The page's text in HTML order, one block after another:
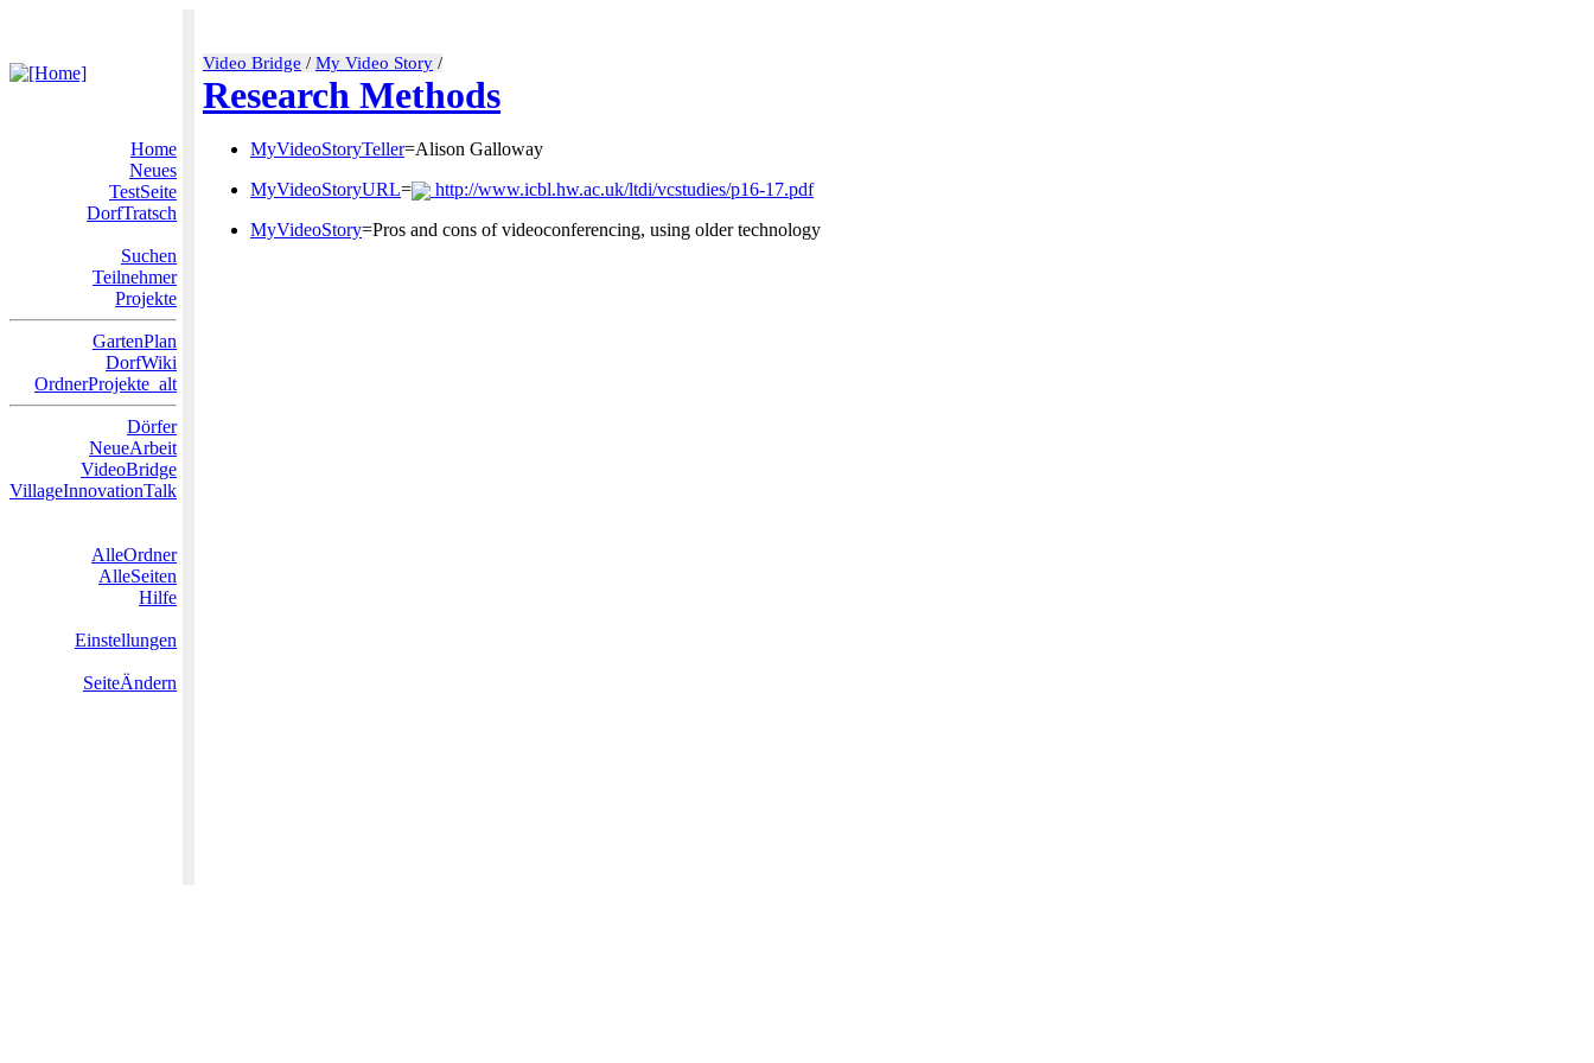
Video Bridge / My Video Story /
Research Methods
Home
Neues
TestSeite
DorfTratsch
Suchen
Teilnehmer
Projekte
GartenPlan
DorfWiki
OrdnerProjekte_alt
Dörfer
NeueArbeit
VideoBridge
VillageInnovationTalk
AlleOrdner
AlleSeiten
Hilfe
Einstellungen
SeiteÄndern
MyVideoStoryTeller=Alison Galloway
MyVideoStoryURL=
http://www.icbl.hw.ac.uk/ltdi/vcstudies/p16-17.pdf
MyVideoStory=Pros and cons of videoconferencing, using older technology